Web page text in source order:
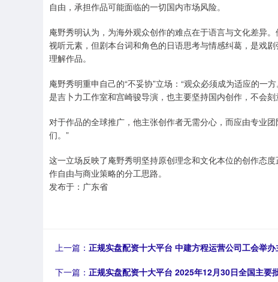
自由，承担作品可能面临的一切国内市场风险。
庵野秀明认为，为海外观众创作的难点在于语言与文化差异
视听元素，但剧本台词和角色的日语思考与情感纠葛，是戏
理解作品。
庵野秀明重申自己的“不妥协”立场：“观众必须成为适应的一
是吉卜力工作室和宫崎骏导演，也主要坚持国内创作，不会刻
对于作品的全球推广，他主张创作者无需分心，而应由专业
们。”
这一立场反映了庵野秀明坚持原创理念和文化本位的创作态
作自由与商业策略的分工思路。
发布于：广东省
上一篇： 正规实盘配资十大平台 中建方程运营公司工会举
下一篇： 正规实盘配资十大平台 2025年12月30日全国主要